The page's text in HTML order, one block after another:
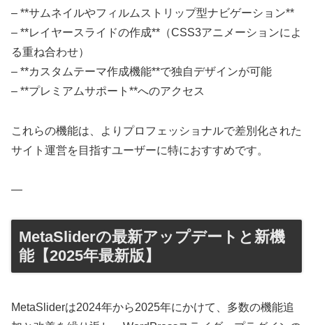
– **サムネイルやフィルムストリップ型ナビゲーション**
– **レイヤースライドの作成**（CSS3アニメーションによ
る重ね合わせ）
– **カスタムテーマ作成機能**で独自デザインが可能
– **プレミアムサポート**へのアクセス
これらの機能は、よりプロフェッショナルで差別化された
サイト運営を目指すユーザーに特におすすめです。
—
MetaSliderの最新アップデートと新機
能【2025年最新版】
MetaSliderは2024年から2025年にかけて、多数の機能追